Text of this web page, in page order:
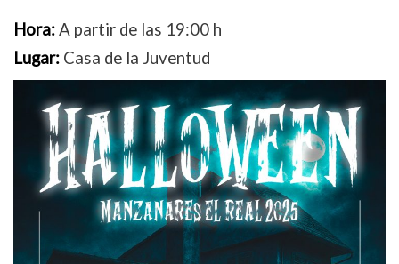
Hora:A partir de las 19:00 h
Lugar: Casa de la Juventud